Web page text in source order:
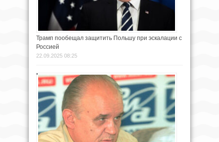
Трамп пообещал защитить Польшу при эскалации с
Россией
22.09.2025 08:25